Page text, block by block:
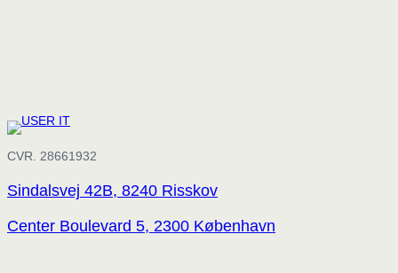
CVR. 28661932
Sindalsvej 42B, 8240 Risskov
Center Boulevard 5, 2300 København